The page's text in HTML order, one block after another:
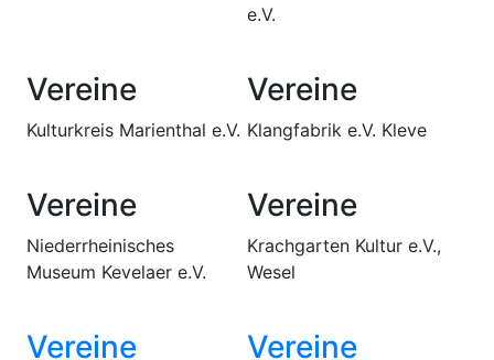
e.V.
Vereine
Kulturkreis Marienthal e.V.
Vereine
Klangfabrik e.V. Kleve
Vereine
Niederrheinisches
Museum Kevelaer e.V.
Vereine
Krachgarten Kultur e.V.,
Wesel
Vereine Vereine